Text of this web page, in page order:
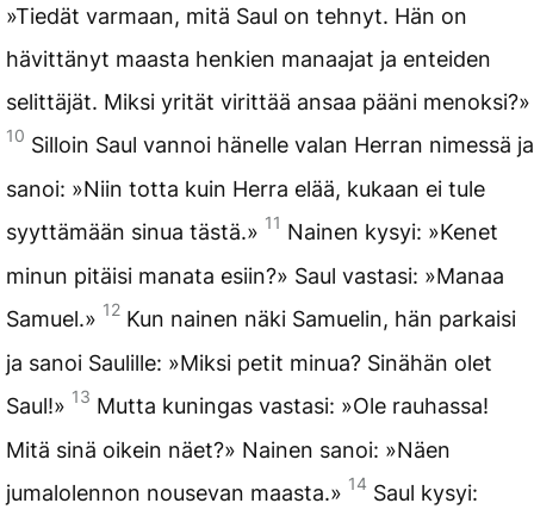
»Tiedät varmaan, mitä Saul on tehnyt. Hän on
hävittänyt maasta henkien manaajat ja enteiden
selittäjät. Miksi yrität virittää ansaa pääni menoksi?»
10 Silloin Saul vannoi hänelle valan Herran nimessä ja
sanoi: »Niin totta kuin Herra elää, kukaan ei tule
syyttämään sinua tästä.» 11 Nainen kysyi: »Kenet
minun pitäisi manata esiin?» Saul vastasi: »Manaa
Samuel.» 12 Kun nainen näki Samuelin, hän parkaisi
ja sanoi Saulille: »Miksi petit minua? Sinähän olet
Saul!» 13 Mutta kuningas vastasi: »Ole rauhassa!
Mitä sinä oikein näet?» Nainen sanoi: »Näen
jumalolennon nousevan maasta.» 14 Saul kysyi: